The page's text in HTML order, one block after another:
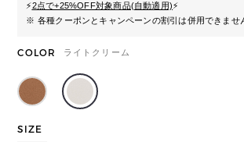
⚡2点で+25%OFF対象商品(自動適用)⚡
※ 各種クーポンとキャンペーンの割引は併用できませ
COLOR ライトクリーム
SIZE